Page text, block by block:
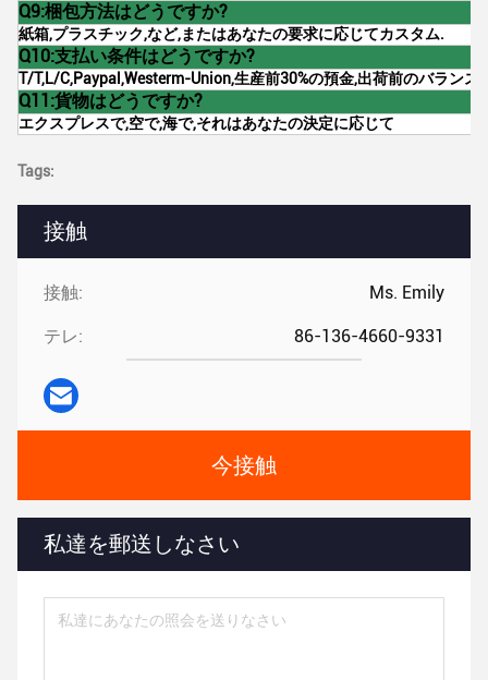
接触
接触: Ms. Emily
テレ: 86-136-4660-9331
今接触
私達を郵送しなさい
Q9:梱包方法はどうですか?
紙箱,プラスチック,など,またはあなたの要求に応じてカスタム.
Q10:支払い条件はどうですか?
T/T,L/C,Paypal,Westerm-Union,生産前30%の預金,出荷前のバランス
Q11:貨物はどうですか?
エクスプレスで,空で,海で,それはあなたの決定に応じて
Tags: